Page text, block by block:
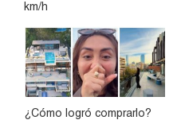
km/h
¿Cómo logró comprarlo?